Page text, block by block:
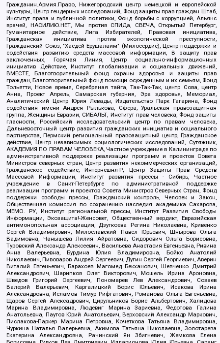
Гражданин.Армия.Право, Нижегородский центр немецкой и европейской
культуры, Центр гендерных исследований, Фонд защиты прав граждан Штаб,
Институт права и публичной политики, Фонд борьбы с коррупцией, Альянс
врачей, НАСИЛИЮ.НЕТ, Мы против СПИДа, СВЕЧА, Открытый Петербург,
Гуманитарное действие, Лига Избирателей, Правовая инициатива,
Гражданская инициатива против экологической преступности,
Гражданский Союз, "Хасдей Ерушалаим" (Милосердие), Центр поддержки и
содействия развитию средств массовой информации, В защиту прав
заключенных, Горячая Линия, Центр социально-информационных
инициатив Действие, Институт глобализации и социальных движений,
ВМЕСТЕ, Благотворительный фонд охраны здоровья и защиты прав
граждан, Благотворительный фонд помощи осужденным и их семьям, Фонд
Тольятти, Новое время, Серебряная тайга, Так-Так-Так, центр Сова, центр
Анна, Проект Апрель, Самарская губерния, Эра здоровья, Мемориал,
Аналитический Центр Юрия Левады, Издательство Парк Гагарина, Фонд
содействия имени Андрея Рылькова, Сфера, Уральская правозащитная
группа, Женщины Евразии, СИБАЛЬТ, Институт прав человека, Фонд защиты
гласности, Российский исследовательский центр по правам человека,
Дальневосточный центр развития гражданских инициатив и социального
партнерства, Пермский региональный правозащитный центр, Гражданское
действие, Центр независимых социологических исследований, Сутяжник,
АКАДЕМИЯ ПО ПРАВАМ ЧЕЛОВЕКА, Частное учреждение в Калининграде по
административной поддержке реализации программ и проектов Совета
Министров северных стран, Центр развития некоммерческих организаций,
Гражданское содействие, Интернешнл-Р, Центр Защиты Прав Средств
Массовой Информации, Институт развития прессы - Сибирь, Частное
учреждение в Санкт-Петербурге по административной поддержке
реализации программ и проектов Совета Министров Северных Стран, Фонд
поддержки свободы прессы, Гражданский контроль, Человек и Закон,
Общественная комиссия по сохранению наследия академика Сахарова,
МЕМО. РУ, Институт региональной прессы, Институт Развития Свободы
Информации, Экозащита!-Женсовет, Общественный вердикт, Евразийская
антимонопольная ассоциация, Дзугкоева Регина Николаевна, Кривенко
Сергей Владимирович, Милославский Павел Юрьевич, Шнырова Ольга
Вадимовна, Чанышева Лилия Айратовна, Сидорович Ольга Борисовна,
Туровский Александр Алексеевич, Васильева Анастасия Евгеньевна, Ривина
Анна Валерьевна, Бурдина Юлия Владимировна, Бойко Анатолий
Николаевич, Пивоваров Андрей Сергеевич, Дугин Сергей Георгиевич, Аверин
Виталий Евгеньевич, Барахоев Магомед Бекханович, Шевченко Дмитрий
Александрович, Шарипков Олег Викторович, Мошель Ирина Ароновна,
Шведов Григорий Сергеевич, Пономарев Лев Александрович, Созаев
Валерий Валерьевич, Каргалицкий Борис Юльевич, Исакова Ирина
Александровна, Исламов Тимур Рифгатович, Романова Ольга Евгеньевна,
Щаров Сергей Алексадрович, Цирульников Борис Альбертович, Халидова
Марина Владимировна, Людевиг Марина Зариевна, Федотова Галина
Анатольевна, Паутов Юрий Анатольевич, Верховский Александр Маркович,
Пислакова-Паркер Марина Петровна, Кочеткова Татьяна Владимировна,
Чуркина Наталья Валерьевна, Акимова Татьяна Николаевна, Золотарева
Екатерина Александровна, Рачинский Ян Збигневич, Жемкова Елена